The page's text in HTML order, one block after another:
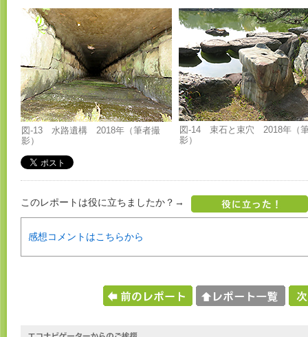
図-13 水路遺構 2018年（筆者撮
影）
図-14 束石と束穴 2018年（
影）
このレポートは役に立ちましたか？→
感想コメントはこちらから